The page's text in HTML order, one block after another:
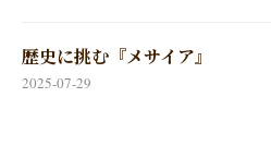
歴史に挑む『メサイア』
2025-07-29